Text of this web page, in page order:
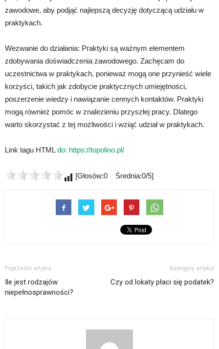
zawodowe, aby podjąć najlepszą decyzję dotyczącą udziału w
praktykach.
Wezwanie do działania: Praktyki są ważnym elementem
zdobywania doświadczenia zawodowego. Zachęcam do
uczestnictwa w praktykach, ponieważ mogą one przynieść wiele
korzyści, takich jak zdobycie praktycznych umiejętności,
poszerzenie wiedzy i nawiązanie cennych kontaktów. Praktyki
mogą również pomóc w znalezieniu przyszłej pracy. Dlatego
warto skorzystać z tej możliwości i wziąć udział w praktykach.
Link tagu HTMLdo: https://topolino.pl/
[Głosów:0 Średnia:0/5]
Poprzedni artykuł
Ile jest rodzajów
niepełnosprawności?
Następny artykuł
Czy od lokaty płaci się podatek?